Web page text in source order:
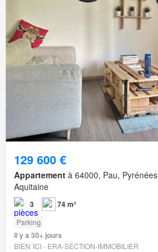
129 600 €
Appartement à 64000, Pau,
Aquitaine
3 74 m²
Parking
Il y a 30+ jours
BIEN´ICI - ERA-SECTION-IMMOBILIER